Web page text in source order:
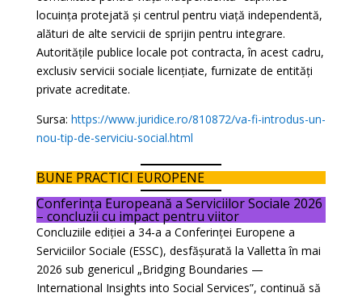
locuința protejată și centrul pentru viață independentă,
alături de alte servicii de sprijin pentru integrare.
Autoritățile publice locale pot contracta, în acest cadru,
exclusiv servicii sociale licențiate, furnizate de entități
private acreditate.
Sursa: https://www.juridice.ro/810872/va-fi-introdus-un-
nou-tip-de-serviciu-social.html
BUNE PRACTICI EUROPENE
Conferința Europeană a Serviciilor Sociale 2026
– concluzii cu impact pentru viitor
Concluziile ediției a 34-a a Conferinței Europene a
Serviciilor Sociale (ESSC), desfășurată la Valletta în mai
2026 sub genericul „Bridging Boundaries —
International Insights into Social Services”, continuă să